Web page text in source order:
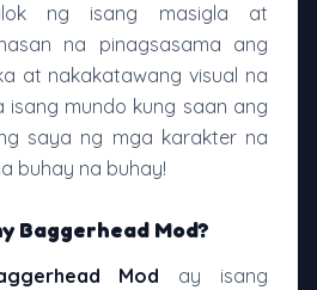
ng isang masigla at
na pinagsasama ang
at nakakatawang visual na
isang mundo kung saan ang
saya ng mga karakter na
buhay na buhay!
Baggerhead Mod?
Mod ay isang